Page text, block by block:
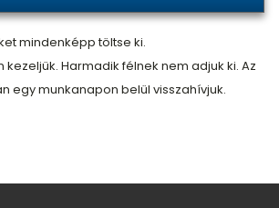
mindenképp töltse ki.
Harmadik félnek nem adjuk ki. Az
egy munkanapon belül visszahívjuk.